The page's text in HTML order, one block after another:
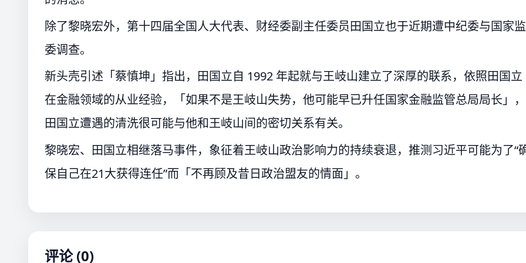
除了黎晓宏外，第十四届全国人大代表、财经委副主任委员田国立也于近期遭中纪委与国家监
委调查。
新头壳引述「蔡慎坤」指出，田国立自 1992 年起就与王岐山建立了深厚的联系，依照田国立
在金融领域的从业经验，「如果不是王岐山失势，他可能早已升任国家金融监管总局局长」，
田国立遭遇的清洗很可能与他和王岐山间的密切关系有关。
黎晓宏、田国立相继落马事件，象征着王岐山政治影响力的持续衰退，推测习近平可能为了“
保自己在21大获得连任”而「不再顾及昔日政治盟友的情面」。
评论 (0)